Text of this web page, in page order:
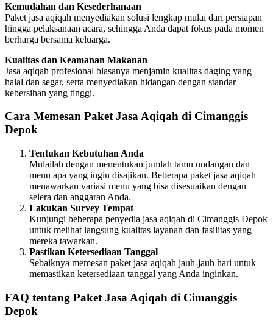
Kemudahan dan Kesederhanaan
Paket jasa aqiqah menyediakan solusi lengkap mulai dari persiapan
hingga pelaksanaan acara, sehingga Anda dapat fokus pada momen
berharga bersama keluarga.
Kualitas dan Keamanan Makanan
Jasa aqiqah profesional biasanya menjamin kualitas daging yang
halal dan segar, serta menyediakan hidangan dengan standar
kebersihan yang tinggi.
Cara Memesan Paket Jasa Aqiqah di Cimanggis
Depok
Tentukan Kebutuhan Anda
Mulailah dengan menentukan jumlah tamu undangan dan
menu apa yang ingin disajikan. Beberapa paket jasa aqiqah
menawarkan variasi menu yang bisa disesuaikan dengan
selera dan anggaran Anda.
Lakukan Survey Tempat
Kunjungi beberapa penyedia jasa aqiqah di Cimanggis Depok
untuk melihat langsung kualitas layanan dan fasilitas yang
mereka tawarkan.
Pastikan Ketersediaan Tanggal
Sebaiknya memesan paket jasa aqiqah jauh-jauh hari untuk
memastikan ketersediaan tanggal yang Anda inginkan.
FAQ tentang Paket Jasa Aqiqah di Cimanggis
Depok